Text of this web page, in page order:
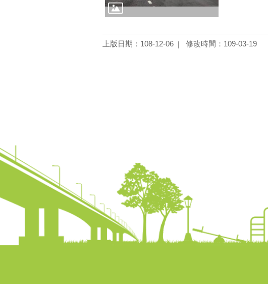
上版日期：108-12-06 修改時間：109-03-19